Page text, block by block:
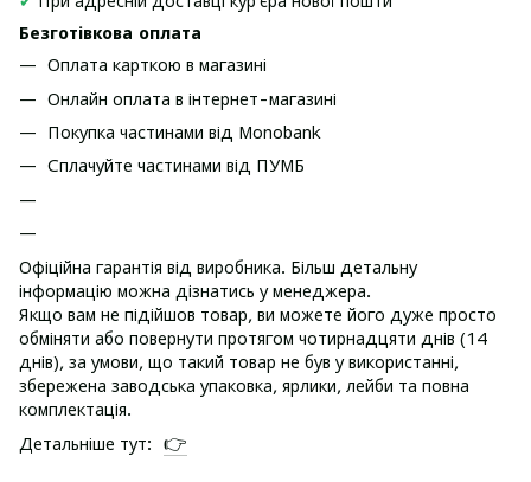
Безготівкова оплата
Оплата карткою в магазині
Онлайн оплата в інтернет-магазині
Покупка частинами від Monobank
Сплачуйте частинами від ПУМБ
Офіційна гарантія від виробника. Більш детальну
інформацію можна дізнатись у менеджера.
Якщо вам не підійшов товар, ви можете його дуже просто
обміняти або повернути протягом чотирнадцяти днів (14
днів), за умови, що такий товар не був у використанні,
збережена заводська упаковка, ярлики, лейби та повна
комплектація.
Детальніше тут:
👉